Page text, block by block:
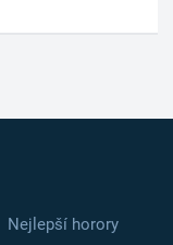
Nejlepší horory